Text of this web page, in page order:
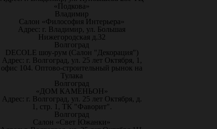
«Подкова»
Владимир
Салон «Философия Интерьера»
Адрес: г. Владимир, ул. Большая
Нижегородская д.32
Волгоград
DECOLE шоу-рум (Салон "Декорация")
Адрес: г. Волгоград, ул. 25 лет Октября, 1,
офис 104. Оптово-строительный рынок на
Тулака
Волгоград
«ДОМ КАМЕНЬОН»
Адрес: г. Волгоград, ул. 25 лет Октября, д.
1, стр. 1, ТК "Фаворит".
Волгоград
Салон «Свет Южанки»